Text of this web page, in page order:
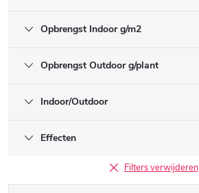
Opbrengst Indoor g/m2
Opbrengst Outdoor g/plant
Indoor/Outdoor
Effecten
Filters verwijderen